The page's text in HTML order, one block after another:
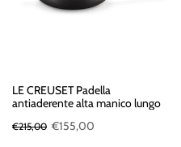
LE CREUSET Padella
antiaderente alta manico lungo
€215,00 €155,00